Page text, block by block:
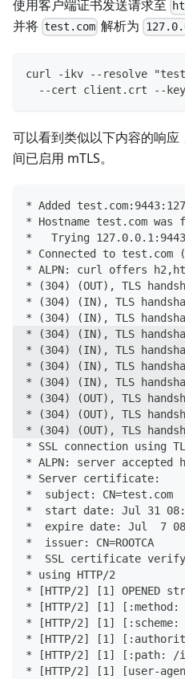
使用客户端证书发送请求至
并将 test.com 解析为
curl -ikv --resolve
--cert client.crt --
可以看到类似以下内容的响应
间已启用 mTLS。
* Added
* Hostname test.com was
*   Trying
* Connected to test.com
* ALPN: curl offers
* (304) (OUT), TLS
* (304) (IN), TLS
* (304) (IN), TLS
* (304) (IN), TLS
* (304) (IN), TLS
* (304) (IN), TLS
* (304) (IN), TLS
* (304) (OUT), TLS
* (304) (OUT), TLS
* (304) (OUT), TLS
* SSL connection using
* ALPN: server accepted
* Server certificate:
*  subject: CN=test.com
*  start date: Jul 31
*  expire date: Jul  7
*  issuer: CN=ROOTCA
*  SSL certificate
* using HTTP/2
* [HTTP/2] [1] OPENED
* [HTTP/2] [1] [:method:
* [HTTP/2] [1]
* [HTTP/2] [1]
* [HTTP/2] [1] [:path: /
* [HTTP/2] [1] [user-